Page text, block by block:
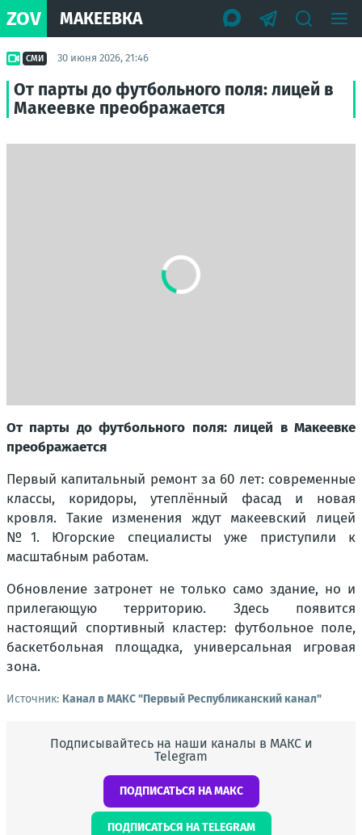
ZOV МАКЕЕВКА
СМИ 30 июня 2026, 21:46
От парты до футбольного поля: лицей в
Макеевке преображается
От парты до футбольного поля: лицей в Макеевке
преображается
Первый капитальный ремонт за 60 лет: современные
классы, коридоры, утеплённый фасад и новая
кровля. Такие изменения ждут макеевский лицей
№1. Югорские специалисты уже приступили к
масштабным работам.
Обновление затронет не только само здание, но и
прилегающую территорию. Здесь появится
настоящий спортивный кластер: футбольное поле,
баскетбольная площадка, универсальная игровая
зона.
Источник: Канал в МАКС "Первый Республиканский канал"
Подписывайтесь на наши каналы в МАКС и
Telegram
ПОДПИСАТЬСЯ НА МАКС
ПОДПИСАТЬСЯ НА TELEGRAM